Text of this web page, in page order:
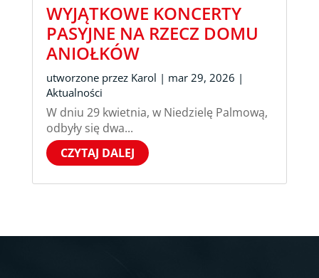
WYJĄTKOWE KONCERTY
PASYJNE NA RZECZ DOMU
ANIOŁKÓW
utworzone przez Karol | mar 29, 2026 |
Aktualności
W dniu 29 kwietnia, w Niedzielę Palmową,
odbyły się dwa...
CZYTAJ DALEJ